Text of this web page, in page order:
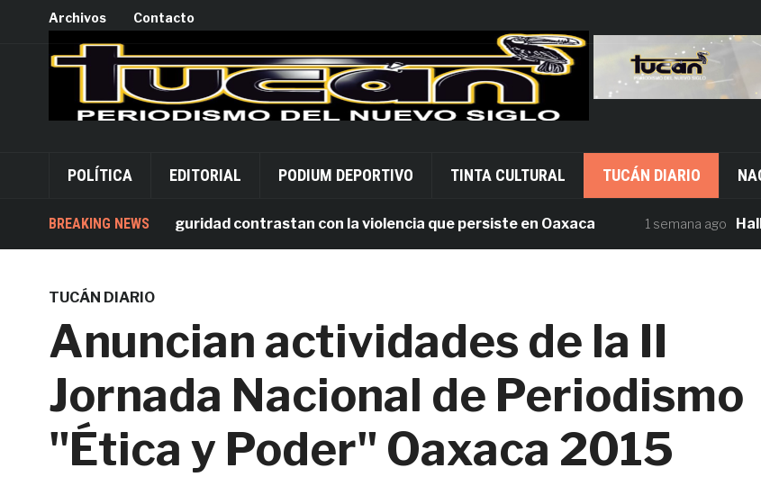
Archivos Contacto
POLÍTICA EDITORIAL PODIUM DEPORTIVO TINTA CULTURAL TUCÁN DIARIO
BREAKING NEWS
inversiones en seguridad contrastan con la violencia que persiste en Oaxaca 1 semana ago Hallan
TUCÁN DIARIO
Anuncian actividades de la II
Jornada Nacional de Periodismo
"Ética y Poder" Oaxaca 2015